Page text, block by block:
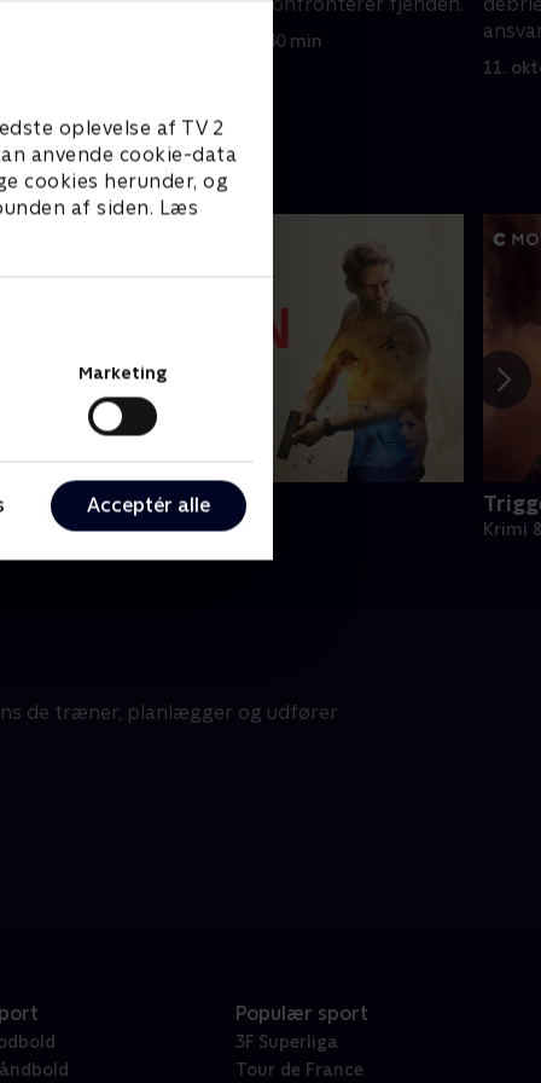
oplevelse af TV 2
anvende cookie-data
cookies herunder, og
af siden. Læs
Marketing
Acceptér alle
11. oktober 2024 • 40 min
11.
& Spænding • 2 sæsoner Krimi
de træner, planlægger og udfører
Populær sport
3F Superliga
Tour de France